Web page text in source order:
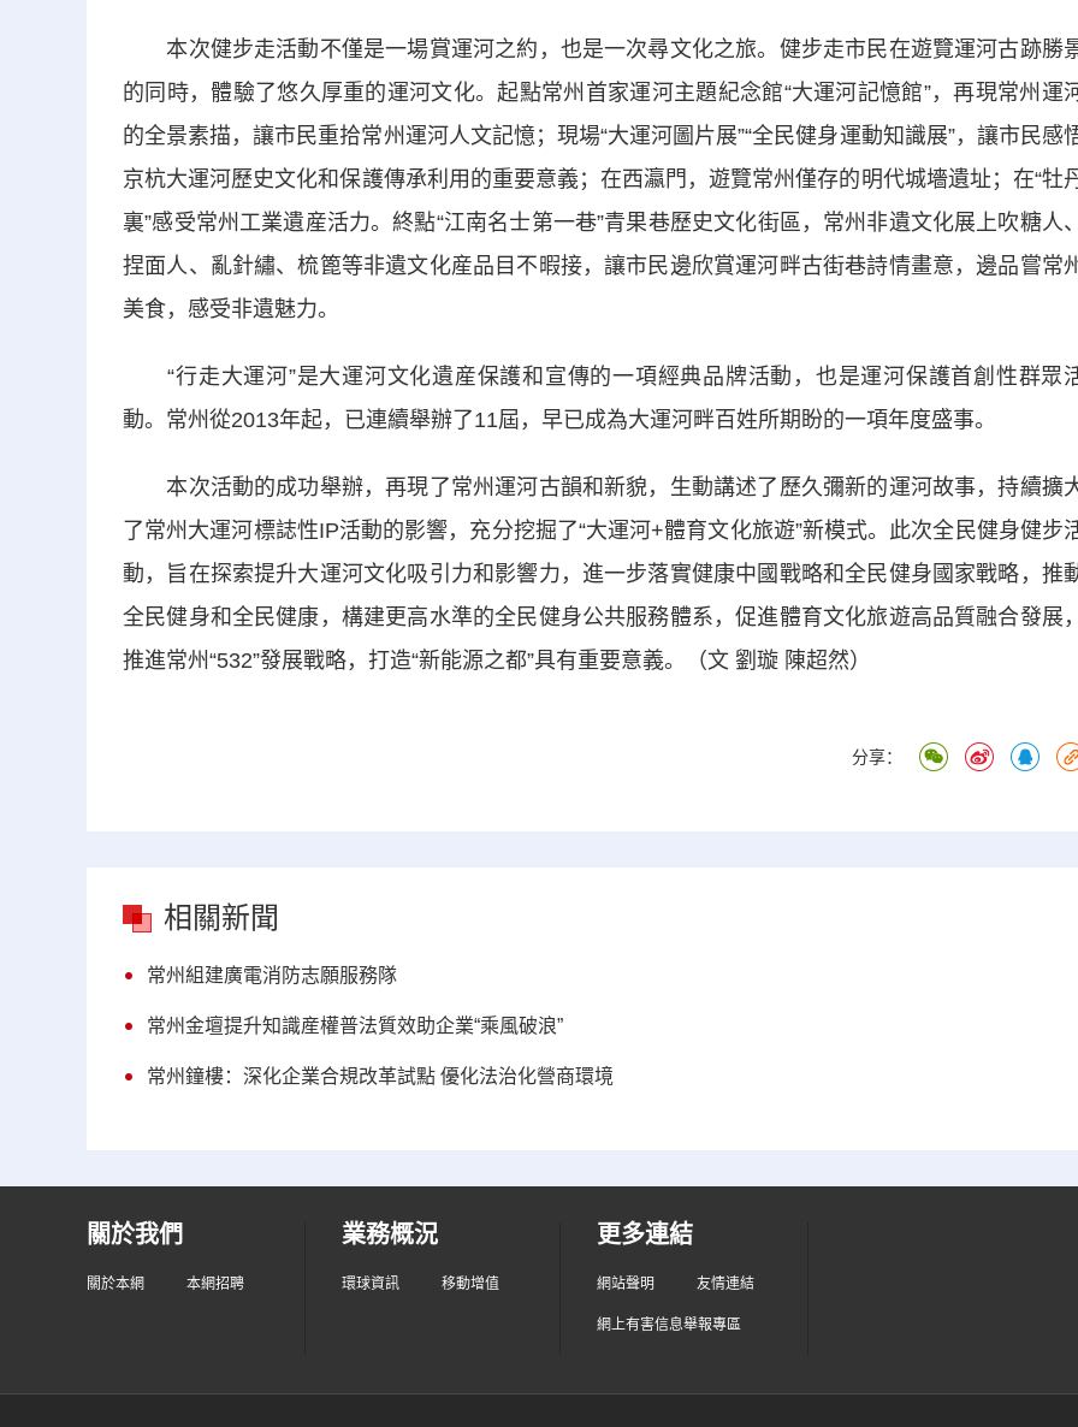
本次健步走活動不僅是一場賞運河之約，也是一次尋文化之旅。健步走市民在遊覽運河古跡勝
的同時，體驗了悠久厚重的運河文化。起點常州首家運河主題紀念館“大運河記憶館”，再現常州運
的全景素描，讓市民重拾常州運河人文記憶；現場“大運河圖片展”“全民健身運動知識展”，讓市民感
京杭大運河歷史文化和保護傳承利用的重要意義；在西瀛門，遊覽常州僅存的明代城墻遺址；在“牡
裏”感受常州工業遺産活力。終點“江南名士第一巷”青果巷歷史文化街區，常州非遺文化展上吹糖人
捏面人、亂針繡、梳篦等非遺文化産品目不暇接，讓市民邊欣賞運河畔古街巷詩情畫意，邊品嘗常
美食，感受非遺魅力。
“行走大運河”是大運河文化遺産保護和宣傳的一項經典品牌活動，也是運河保護首創性群眾
動。常州從2013年起，已連續舉辦了11屆，早已成為大運河畔百姓所期盼的一項年度盛事。
本次活動的成功舉辦，再現了常州運河古韻和新貌，生動講述了歷久彌新的運河故事，持續擴
了常州大運河標誌性IP活動的影響，充分挖掘了“大運河+體育文化旅遊”新模式。此次全民健身健步
動，旨在探索提升大運河文化吸引力和影響力，進一步落實健康中國戰略和全民健身國家戰略，推
全民健身和全民健康，構建更高水準的全民健身公共服務體系，促進體育文化旅遊高品質融合發展
推進常州“532”發展戰略，打造“新能源之都”具有重要意義。（文 劉璇 陳超然）
分享：
相關新聞
常州組建廣電消防志願服務隊
常州金壇提升知識産權普法質效助企業“乘風破浪”
常州鐘樓：深化企業合規改革試點 優化法治化營商環境
關於我們
關於本網 本網招聘
業務概況
環球資訊 移動增值
更多連結
網站聲明 友情連結
網上有害信息舉報專區